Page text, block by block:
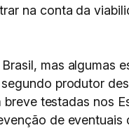
na conta da
mas algumas
produtor
breve testadas nos
de